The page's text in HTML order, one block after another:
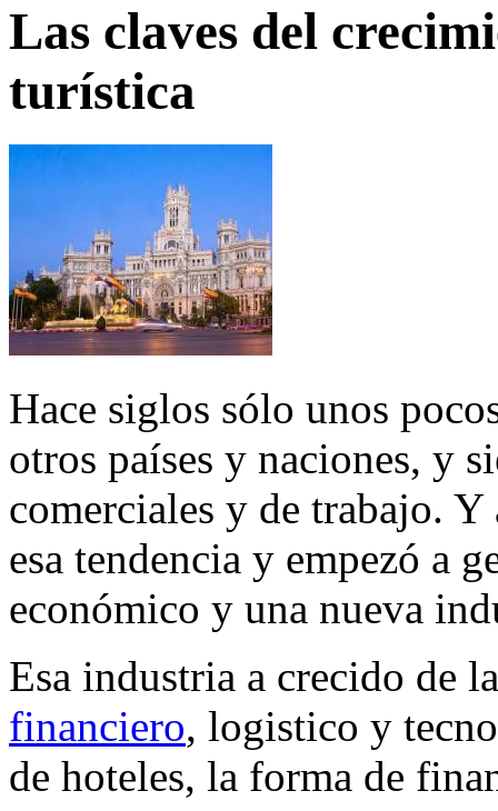
Las claves del
turística
Hace siglos sólo unos
otros países y naciones, y
comerciales y de trabajo.
esa tendencia y empezó a
económico y una nueva
Esa industria a crecido de
financiero, logistico y
de hoteles, la forma de